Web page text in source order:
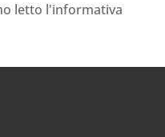
letto l'informativa